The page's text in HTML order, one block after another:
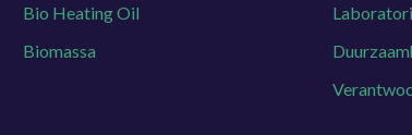
Bio Heating Oil
Biomassa